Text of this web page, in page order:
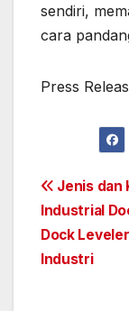
sendiri,
cara
Press
Post
Jenis dan
Industrial
Dock
Industri